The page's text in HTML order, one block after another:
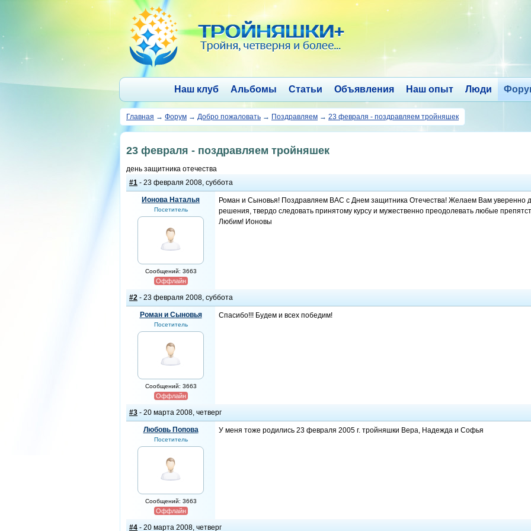
Наш клуб Альбомы Статьи Объявления Наш опыт Люди
Главная → Форум → Добро пожаловать → Поздравляем → 23 февраля - поздравляем тройняшек
23 февраля - поздравляем тройняшек
день защитника отечества
#1 - 23 февраля 2008, суббота
Ионова Наталья
Посетитель
Сообщений: 3663
Оффлайн
Роман и Сыновья! Поздравляем ВАС с Днем защитника Отечества! Желаем Вам уверенно
решения, твердо следовать принятому курсу и мужественно преодолевать любые
Любим! Ионовы
#2 - 23 февраля 2008, суббота
Роман и Сыновья
Посетитель
Сообщений: 3663
Оффлайн
Спасибо!!! Будем и всех победим!
#3 - 20 марта 2008, четверг
Любовь Попова
Посетитель
Сообщений: 3663
Оффлайн
У меня тоже родились 23 февраля 2005 г. тройняшки Вера, Надежда и Софья
#4 - 20 марта 2008, четверг